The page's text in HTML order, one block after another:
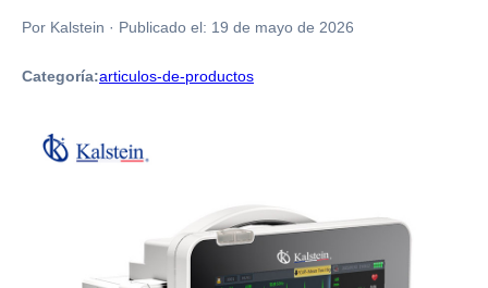
Por Kalstein · Publicado el: 19 de mayo de 2026
Categoría:articulos-de-productos